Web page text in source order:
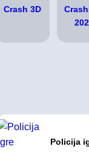
Policija